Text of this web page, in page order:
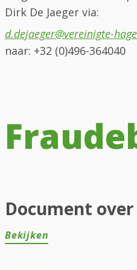
Dirk De Jaeger via:
d.dejaeger@vereinigte-
naar: +32 (0)496-364040
Document
Bekijken